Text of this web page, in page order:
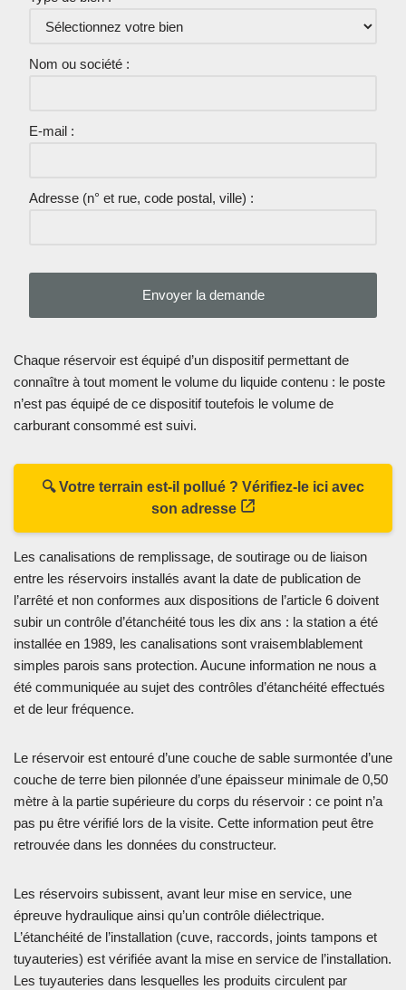
Nom ou société :
E-mail :
Adresse (n° et rue, code postal, ville) :
Chaque réservoir est équipé d’un dispositif permettant de
connaître à tout moment le volume du liquide contenu : le poste
n’est pas équipé de ce dispositif toutefois le volume de
carburant consommé est suivi.
🔍 Votre terrain est-il pollué ? Vérifiez-le ici avec
son adresse
Les canalisations de remplissage, de soutirage ou de liaison
entre les réservoirs installés avant la date de publication de
l’arrêté et non conformes aux dispositions de l’article 6 doivent
subir un contrôle d’étanchéité tous les dix ans : la station a été
installée en 1989, les canalisations sont vraisemblablement
simples parois sans protection. Aucune information ne nous a
été communiquée au sujet des contrôles d’étanchéité effectués
et de leur fréquence.
Le réservoir est entouré d’une couche de sable surmontée d’une
couche de terre bien pilonnée d’une épaisseur minimale de 0,50
mètre à la partie supérieure du corps du réservoir : ce point n’a
pas pu être vérifié lors de la visite. Cette information peut être
retrouvée dans les données du constructeur.
Les réservoirs subissent, avant leur mise en service, une
épreuve hydraulique ainsi qu’un contrôle diélectrique.
L’étanchéité de l’installation (cuve, raccords, joints tampons et
tuyauteries) est vérifiée avant la mise en service de l’installation.
Les tuyauteries dans lesquelles les produits circulent par